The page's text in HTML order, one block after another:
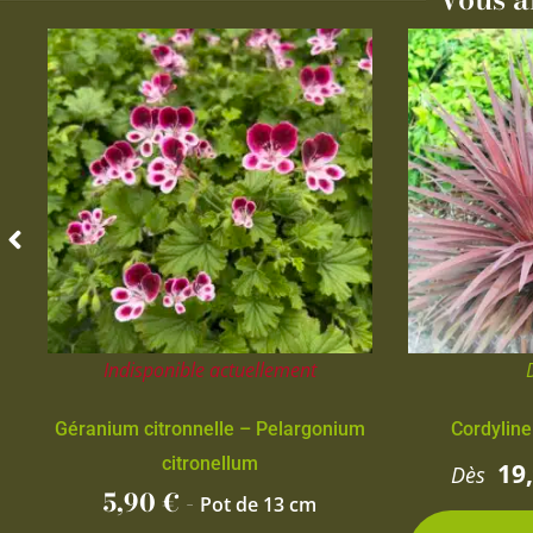
Indisponible actuellement
Géranium citronnelle – Pelargonium
citronellum
5,90€ - Pot de 13 cm
Dès